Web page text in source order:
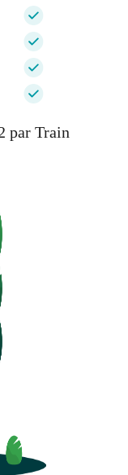
par Train